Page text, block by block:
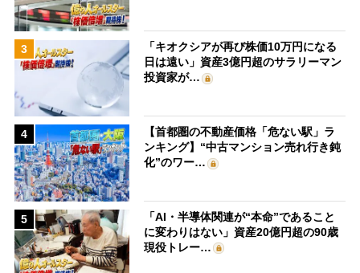
3
「キオクシアが再び株価10万円になる
日は遠い」資産3億円超のサラリーマン
投資家が…
4
【首都圏の不動産価格「危ない駅」ラ
ンキング】“中古マンション売れ行き鈍
化”のワー…
5
「AI・半導体関連が“本命”であること
に変わりはない」資産20億円超の90歳
現役トレー…